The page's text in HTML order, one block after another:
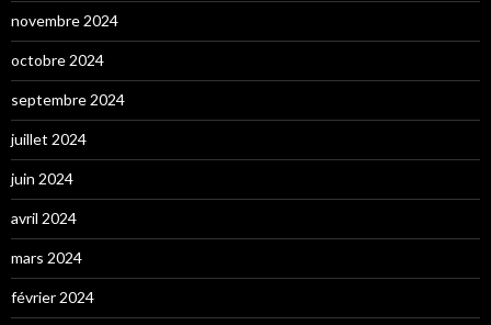
novembre 2024
octobre 2024
septembre 2024
juillet 2024
juin 2024
avril 2024
mars 2024
février 2024